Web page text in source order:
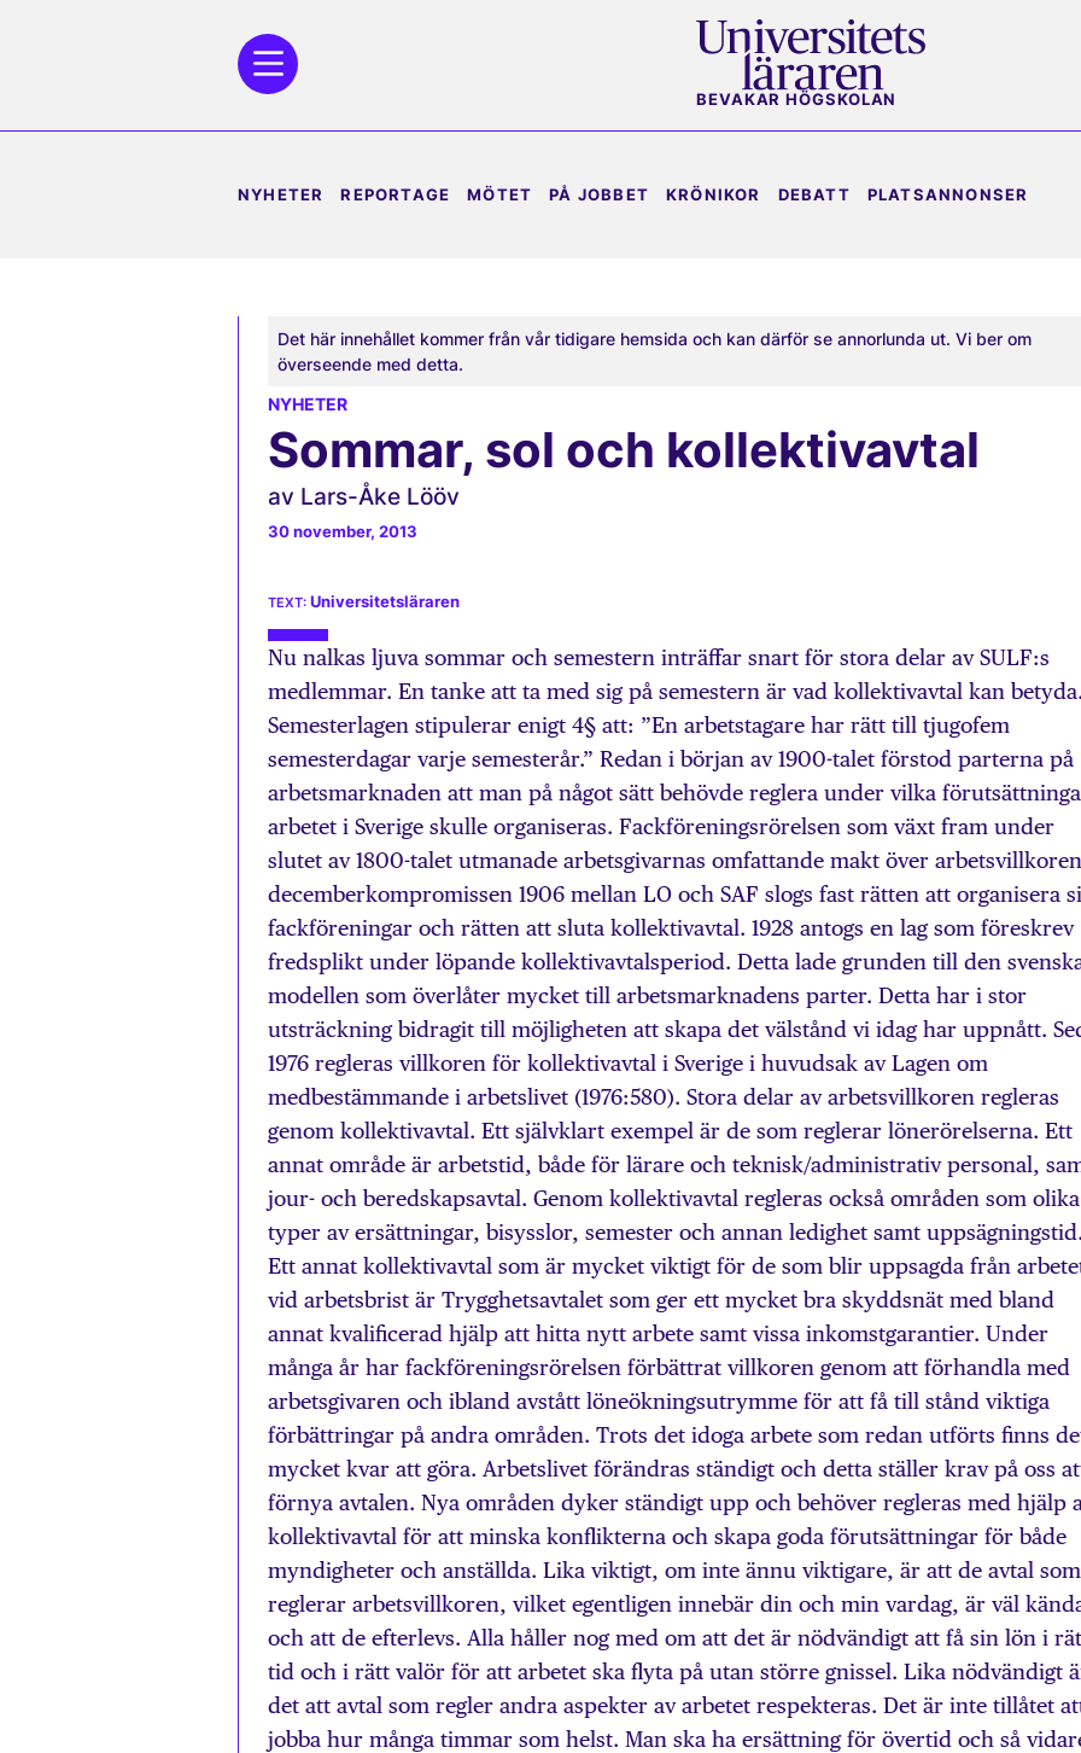
BEVAKAR HÖGSKOLAN
NYHETER REPORTAGE MÖTET PÅ JOBBET KRÖNIKOR DEBATT PLATSANNONSER
Det här innehållet kommer från vår tidigare hemsida och kan därför se annorlunda ut. Vi ber om
överseende med detta.
NYHETER
Sommar, sol och kollektivavtal
av Lars-Åke Lööv
30 november, 2013
Universitetsläraren
Nu nalkas ljuva sommar och semestern inträffar snart för stora delar av SULF:s
medlemmar. En tanke att ta med sig på semestern är vad kollektivavtal kan
Semesterlagen stipulerar enigt 4§ att: ”En arbetstagare har rätt till tjugofem
semesterdagar varje semesterår.” Redan i början av 1900-talet förstod parterna på
arbetsmarknaden att man på något sätt behövde reglera under vilka
arbetet i Sverige skulle organiseras. Fackföreningsrörelsen som växt fram under
slutet av 1800-talet utmanade arbetsgivarnas omfattande makt över
decemberkompromissen 1906 mellan LO och SAF slogs fast rätten att organisera
fackföreningar och rätten att sluta kollektivavtal. 1928 antogs en lag som föreskrev
fredsplikt under löpande kollektivavtalsperiod. Detta lade grunden till den
modellen som överlåter mycket till arbetsmarknadens parter. Detta har i stor
utsträckning bidragit till möjligheten att skapa det välstånd vi idag har uppnått.
1976 regleras villkoren för kollektivavtal i Sverige i huvudsak av Lagen om
medbestämmande i arbetslivet (1976:580). Stora delar av arbetsvillkoren regleras
genom kollektivavtal. Ett självklart exempel är de som reglerar lönerörelserna. Ett
annat område är arbetstid, både för lärare och teknisk/administrativ personal,
jour- och beredskapsavtal. Genom kollektivavtal regleras också områden som olika
typer av ersättningar, bisysslor, semester och annan ledighet samt
Ett annat kollektivavtal som är mycket viktigt för de som blir uppsagda från
vid arbetsbrist är Trygghetsavtalet som ger ett mycket bra skyddsnät med bland
annat kvalificerad hjälp att hitta nytt arbete samt vissa inkomstgarantier. Under
många år har fackföreningsrörelsen förbättrat villkoren genom att förhandla med
arbetsgivaren och ibland avstått löneökningsutrymme för att få till stånd viktiga
förbättringar på andra områden. Trots det idoga arbete som redan utförts finns
mycket kvar att göra. Arbetslivet förändras ständigt och detta ställer krav på oss
förnya avtalen. Nya områden dyker ständigt upp och behöver regleras med hjälp
kollektivavtal för att minska konflikterna och skapa goda förutsättningar för både
myndigheter och anställda. Lika viktigt, om inte ännu viktigare, är att de avtal som
reglerar arbetsvillkoren, vilket egentligen innebär din och min vardag, är väl
och att de efterlevs. Alla håller nog med om att det är nödvändigt att få sin lön i
tid och i rätt valör för att arbetet ska flyta på utan större gnissel. Lika nödvändigt
det att avtal som regler andra aspekter av arbetet respekteras. Det är inte tillåtet
jobba hur många timmar som helst. Man ska ha ersättning för övertid och så